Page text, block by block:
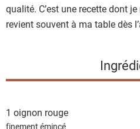
qualité. C’est une recette dont
revient souvent à ma table dès
1 oignon rouge
finement émincé